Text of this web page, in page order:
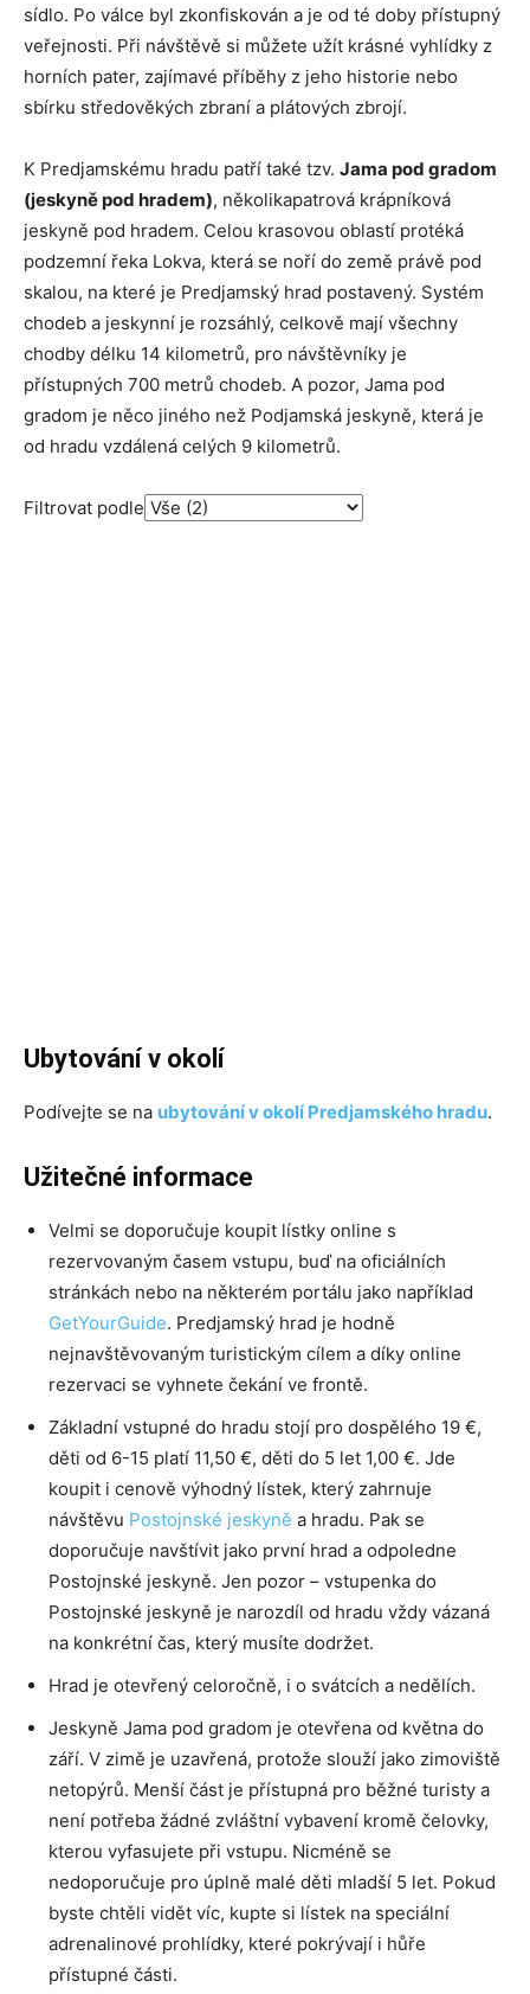
sídlo. Po válce byl zkonfiskován a je od té doby přístupný
veřejnosti. Při návštěvě si můžete užít krásné vyhlídky z
horních pater, zajímavé příběhy z jeho historie nebo
sbírku středověkých zbraní a plátových zbrojí.
K Predjamskému hradu patří také tzv. Jama pod gradom
(jeskyně pod hradem), několikapatrová krápníková
jeskyně pod hradem. Celou krasovou oblastí protéká
podzemní řeka Lokva, která se noří do země právě pod
skalou, na které je Predjamský hrad postavený. Systém
chodeb a jeskynní je rozsáhlý, celkově mají všechny
chodby délku 14 kilometrů, pro návštěvníky je
přístupných 700 metrů chodeb. A pozor, Jama pod
gradom je něco jiného než Podjamská jeskyně, která je
od hradu vzdálená celých 9 kilometrů.
Filtrovat podle
Ubytování v okolí
Podívejte se na ubytování v okolí Predjamského hradu.
Užitečné informace
Velmi se doporučuje koupit lístky online s
rezervovaným časem vstupu, buď na oficiálních
stránkách nebo na některém portálu jako například
GetYourGuide. Predjamský hrad je hodně
nejnavštěvovaným turistickým cílem a díky online
rezervaci se vyhnete čekání ve frontě.
Základní vstupné do hradu stojí pro dospělého 19 €,
děti od 6-15 platí 11,50 €, děti do 5 let 1,00 €. Jde
koupit i cenově výhodný lístek, který zahrnuje
návštěvu Postojnské jeskyně a hradu. Pak se
doporučuje navštívit jako první hrad a odpoledne
Postojnské jeskyně. Jen pozor – vstupenka do
Postojnské jeskyně je narozdíl od hradu vždy vázaná
na konkrétní čas, který musíte dodržet.
Hrad je otevřený celoročně, i o svátcích a nedělích.
Jeskyně Jama pod gradom je otevřena od května do
září. V zimě je uzavřená, protože slouží jako zimoviště
netopýrů. Menší část je přístupná pro běžné turisty a
není potřeba žádné zvláštní vybavení kromě čelovky,
kterou vyfasujete při vstupu. Nicméně se
nedoporučuje pro úplně malé děti mladší 5 let. Pokud
byste chtěli vidět víc, kupte si lístek na speciální
adrenalinové prohlídky, které pokrývají i hůře
přístupné části.